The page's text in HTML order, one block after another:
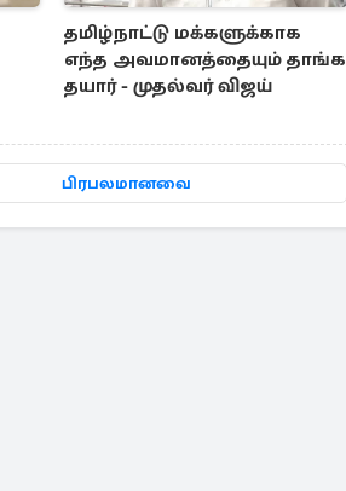
தமிழ்நாட்டு மக்களுக்காக
எந்த அவமானத்தையும் தாங்க
தயார் - முதல்வர் விஜய்
பிரபலமானவை